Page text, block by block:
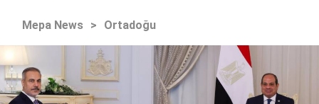
Mepa News > Ortadoğu